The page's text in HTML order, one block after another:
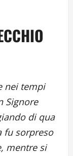
nei tempi
Signore
di qua
fu sorpreso
mentre si